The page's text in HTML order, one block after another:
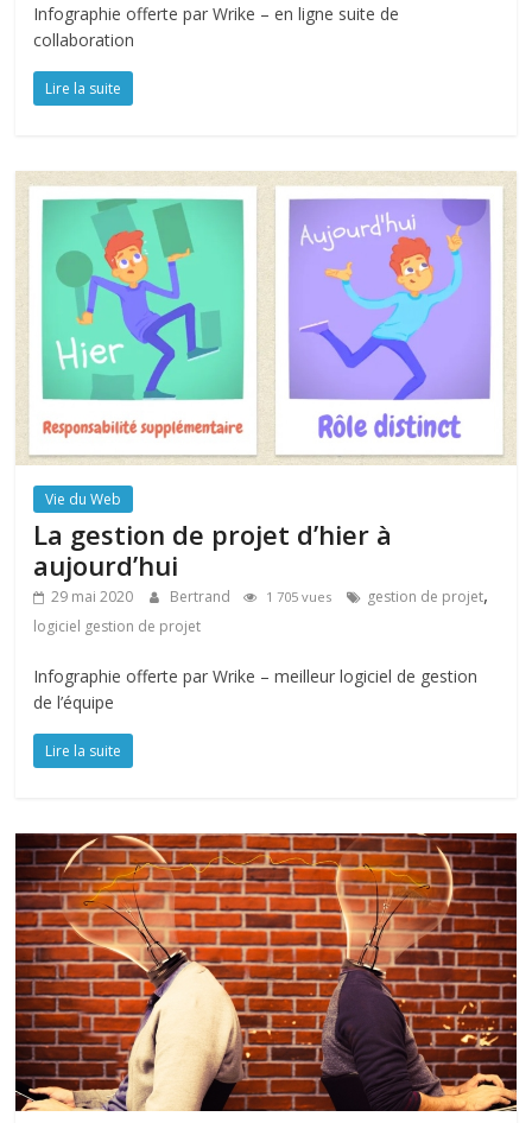
Infographie offerte par Wrike – en ligne suite de
collaboration
Lire la suite
Vie du Web
La gestion de projet d’hier à
aujourd’hui
29 mai 2020 Bertrand 1 705 vues gestion de projet,
logiciel gestion de projet
Infographie offerte par Wrike – meilleur logiciel de gestion
de l’équipe
Lire la suite